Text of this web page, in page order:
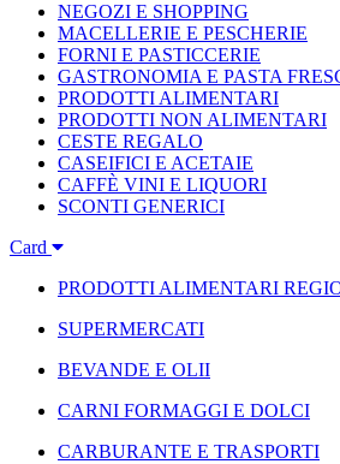
NEGOZI E SHOPPING
MACELLERIE E PESCHERIE
FORNI E PASTICCERIE
GASTRONOMIA E PASTA
PRODOTTI ALIMENTARI
PRODOTTI NON ALIMENTARI
CESTE REGALO
CASEIFICI E ACETAIE
CAFFÈ VINI E LIQUORI
SCONTI GENERICI
Card
PRODOTTI ALIMENTARI
SUPERMERCATI
BEVANDE E OLII
CARNI FORMAGGI E DOLCI
CARBURANTE E TRASPORTI